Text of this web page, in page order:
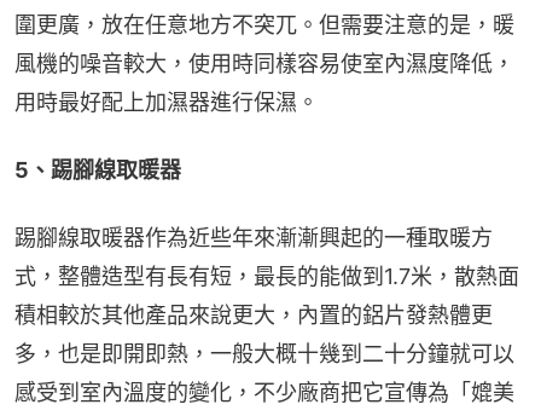
圍更廣，放在任意地方不突兀。但需要注意的是，暖
風機的噪音較大，使用時同樣容易使室內濕度降低，
用時最好配上加濕器進行保濕。
5、踢腳線取暖器
踢腳線取暖器作為近些年來漸漸興起的一種取暖方
式，整體造型有長有短，最長的能做到1.7米，散熱面
積相較於其他產品來說更大，內置的鋁片發熱體更
多，也是即開即熱，一般大概十幾到二十分鐘就可以
感受到室內溫度的變化，不少廠商把它宣傳為「媲美